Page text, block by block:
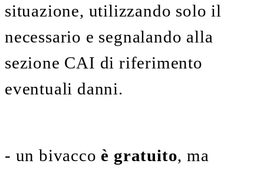
situazione, utilizzando solo il
necessario e segnalando alla
sezione CAI di riferimento
eventuali danni.
- un bivacco è gratuito, ma